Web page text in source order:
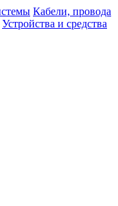
Кабели, провода
Устройства и средства